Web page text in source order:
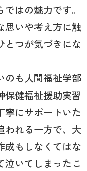
はの魅力です。
思いや考え方に触
とつが気づきにな
のも人間福祉学部
保健福祉援助実習
寧にサポートいた
われる一方で、大
成もしなくてはな
泣いてしまったこ